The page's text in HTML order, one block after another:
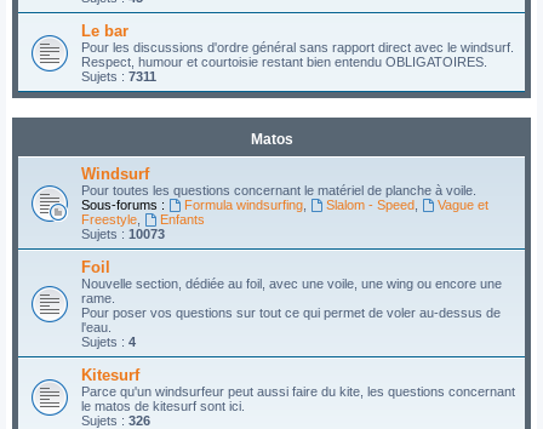
Le bar
Pour les discussions d'ordre général sans rapport direct avec le windsurf.
Respect, humour et courtoisie restant bien entendu OBLIGATOIRES.
Sujets : 7311
Matos
Windsurf
Pour toutes les questions concernant le matériel de planche à voile.
Sous-forums :
Formula windsurfing, Slalom - Speed,
Vague et
Freestyle
Enfants
Sujets : 10073
Foil
Nouvelle section, dédiée au foil, avec une voile, une wing ou encore une
rame.
Pour poser vos questions sur tout ce qui permet de voler au-dessus de
l'eau.
Sujets : 4
Kitesurf
Parce qu'un windsurfeur peut aussi faire du kite, les questions concernant
le matos de kitesurf sont ici.
Sujets : 326